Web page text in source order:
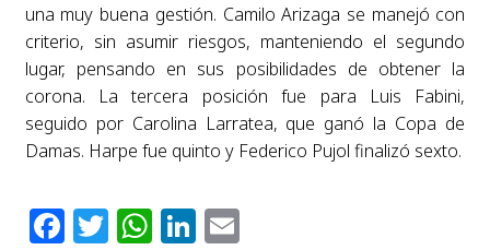
una muy buena gestión. Camilo Arizaga se manejó con
criterio, sin asumir riesgos, manteniendo el segundo
lugar, pensando en sus posibilidades de obtener la
corona. La tercera posición fue para Luis Fabini,
seguido por Carolina Larratea, que ganó la Copa de
Damas. Harpe fue quinto y Federico Pujol finalizó sexto.
Facebook
Twitter
WhatsApp
LinkedIn
Email